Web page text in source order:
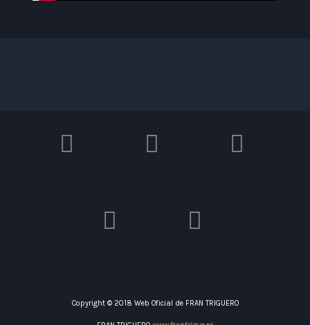
Copyright © 2018 Web Oficial de FRAN TRIGUERO